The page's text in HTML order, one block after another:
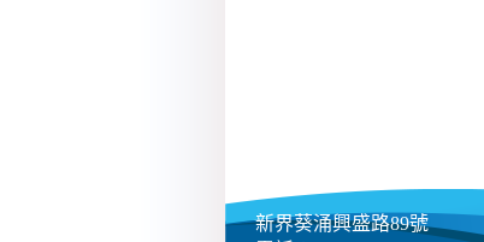
新界葵涌興盛路89號